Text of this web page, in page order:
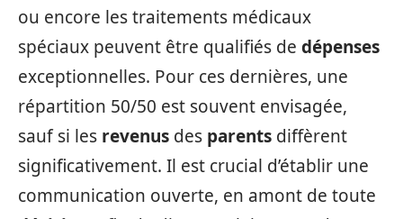
ou encore les traitements médicaux
spéciaux peuvent être qualifiés de dépenses
exceptionnelles. Pour ces dernières, une
répartition 50/50 est souvent envisagée,
sauf si les revenus des parents diffèrent
significativement. Il est crucial d’établir une
communication ouverte, en amont de toute